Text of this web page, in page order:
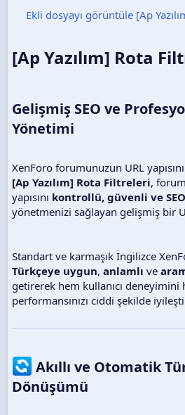
Ekli dosyayı görüntüle [Ap
[Ap Yazılım] Rota
Gelişmiş SEO ve
Yönetimi​
XenForo forumunuzun URL
[Ap Yazılım] Rota Filtreleri,
yapısını kontrollü, güvenli ve
yönetmenizi sağlayan gelişmiş bir
Standart ve karmaşık İngilizce
Türkçeye uygun, anlamlı ve
getirerek hem kullanıcı deneyimini
performansınızı ciddi şekilde
Akıllı ve Otomatik
Dönüşümü​